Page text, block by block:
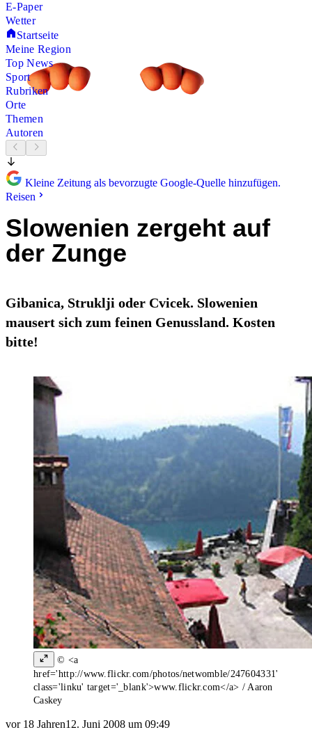
E-Paper
Wetter
Startseite
Meine Region
Top News
Sport
Rubriken
Orte
Themen
Autoren
Kleine Zeitung als bevorzugte Google-Quelle hinzufügen.
Reisen
Slowenien zergeht auf
der Zunge
Gibanica, Struklji oder Cvicek. Slowenien
mausert sich zum feinen Genussland. Kosten
bitte!
© <a
href='http://www.flickr.com/photos/netwomble/247604331'
class='linku' target='_blank'>www.flickr.com</a> / Aaron
Caskey
vor 18 Jahren12. Juni 2008 um 09:49